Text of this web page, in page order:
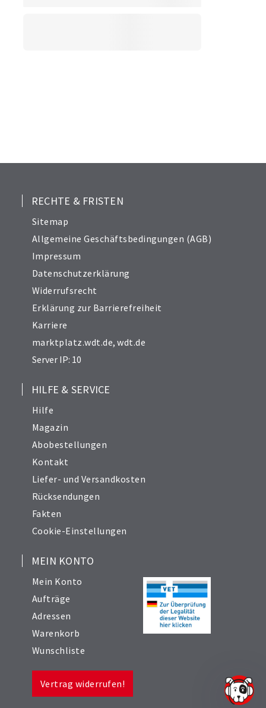
RECHTE & FRISTEN
Sitemap
Allgemeine Geschäftsbedingungen (AGB)
Impressum
Datenschutzerklärung
Widerrufsrecht
Erklärung zur Barrierefreiheit
Karriere
marktplatz.wdt.de,wdt.de
Server IP: 10
HILFE & SERVICE
Hilfe
Magazin
Abobestellungen
Kontakt
Liefer- und Versandkosten
Rücksendungen
Fakten
Cookie-Einstellungen
MEIN KONTO
Mein Konto
Aufträge
Adressen
Warenkorb
Wunschliste
Vertrag widerrufen!